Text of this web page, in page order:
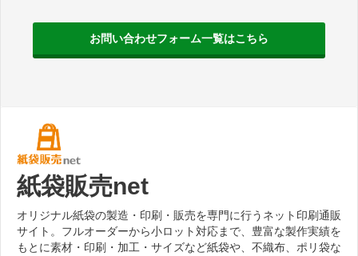
お問い合わせフォーム一覧はこちら
紙袋販売net
オリジナル紙袋の製造・印刷・販売を専門に行うネット印刷通販
サイト。フルオーダーから小ロット対応まで、豊富な製作実績を
もとに素材・印刷・加工・サイズなど紙袋や、不織布、ポリ袋な